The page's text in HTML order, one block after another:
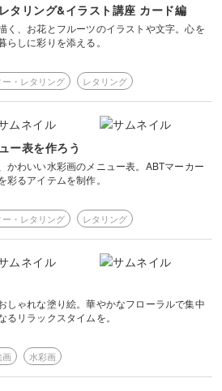
タリング&イラスト講座 カード編
く、お花とフルーツのイラストや文字。心を
しに彩りを添える。
・レタリング レタリング
ー表を作ろう
かわいい水彩画のメニュー表。ABTマーカー
るアイテムを制作。
・レタリング レタリング
しゃれな塗り絵。華やかなフローラルで集中
リラックスタイムを。
水彩画